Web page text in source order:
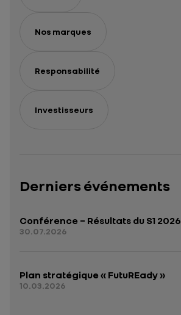
Nos marques
Responsabilité
Investisseurs
Derniers événements
Conférence – Résultats du S1 2026
30.07.2026
Plan stratégique « FutuREady »
10.03.2026